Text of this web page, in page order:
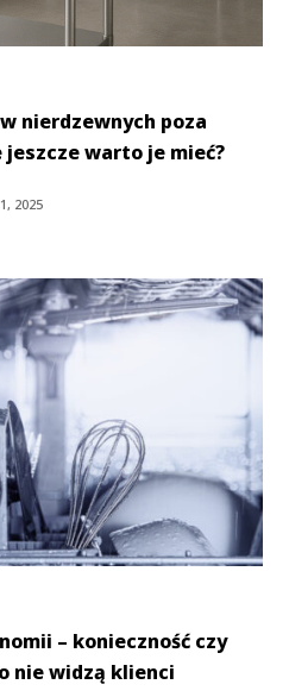
nierdzewnych poza
warto je mieć?
2025
– konieczność czy
nie widzą klienci